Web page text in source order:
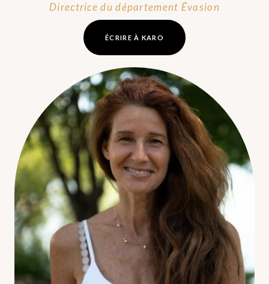
Directrice du département Évasion
ÉCRIRE À KARO